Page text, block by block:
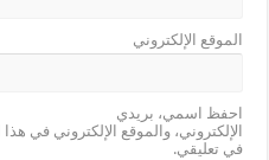
الموقع الإلكتروني
احفظ اسمي، بريدي
الإلكتروني، والموقع الإلكتروني في
في تعليقي.